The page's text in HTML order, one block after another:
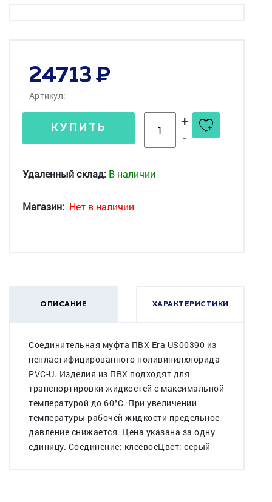
24713
Артикул:
КУПИТЬ
+
-
Удаленный склад: В наличии
Магазин: Нет в наличии
ОПИСАНИЕ ХАРАКТЕРИСТИКИ
Соединительная муфта ПВХ Era US00390 из
непластифицированного поливинилхлорида
PVC-U. Изделия из ПВХ подходят для
транспортировки жидкостей с максимальной
температурой до 60°C. При увеличении
температуры рабочей жидкости предельное
давление снижается. Цена указана за одну
единицу. Cоединение: клеевоеЦвет: серый